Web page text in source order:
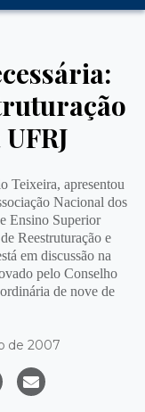
Teixeira, apresentou
Nacional dos
Ensino Superior
Reestruturação e
em discussão na
pelo Conselho
de nove de
de 2007